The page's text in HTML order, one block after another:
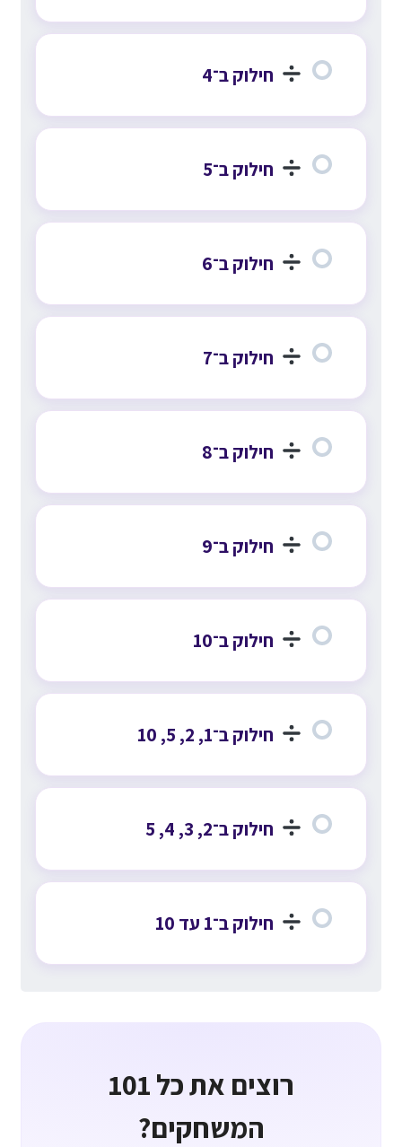
חילוק ב־4
חילוק ב־5
חילוק ב־6
חילוק ב־7
חילוק ב־8
חילוק ב־9
חילוק ב־10
חילוק ב־1, 2, 5, 10
חילוק ב־2, 3, 4, 5
חילוק ב־1 עד 10
רוצים את כל 101
המשחקים?